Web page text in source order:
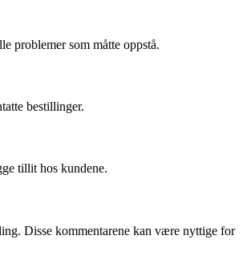
problemer som måtte oppstå.
bestillinger.
tillit hos kundene.
Disse kommentarene kan være nyttige for